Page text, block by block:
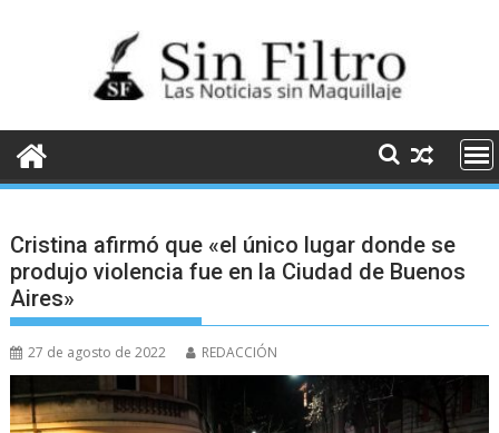
Cristina afirmó que «el único lugar donde se
produjo violencia fue en la Ciudad de Buenos
Aires»
27 de agosto de 2022 REDACCIÓN